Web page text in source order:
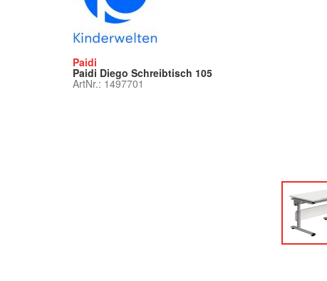
Paidi
Paidi Diego Schreibtisch 105
ArtNr.: 1497701